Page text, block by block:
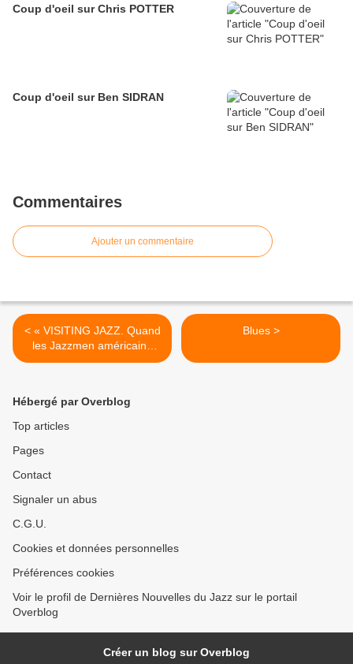
Coup d'oeil sur Chris POTTER
Coup d'oeil sur Ben SIDRAN
Commentaires
Ajouter un commentaire
< « VISITING JAZZ. Quand
les Jazzmen américains
ouvrent leur porte »
Blues >
Hébergé par Overblog
Top articles
Pages
Contact
Signaler un abus
C.G.U.
Cookies et données personnelles
Préférences cookies
Voir le profil de Dernières Nouvelles du Jazz sur le portail
Overblog
Créer un blog sur Overblog